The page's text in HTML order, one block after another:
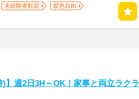
未経験者歓迎
髪色自由
)】週2日3H～OK！家事と両立ラクラ